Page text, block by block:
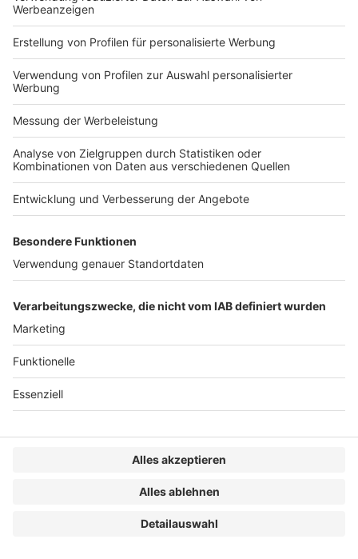
verkaufenden Unternehmens. Normalerweise würde
der Mittelzufluss aus dem Verkauf des Betriebs
vollständig im Cashflow aus Investitionstätigkeit
erfasst, da es sich um den Abgang eines
Geschäftsbereichs handelt. Durch den Ausschluss der
Forderungen reduziert sich dieser Investitionszufluss
allerdings um den einbehaltenen Betrag. Sobald die
Kunden die offenen Forderungen begleichen,
entsteht ein entsprechender Mittelzufluss im
operativen Cashflow, da die Zahlungseingänge formal
als Einzug von Forderungen aus laufender
Geschäftstätigkeit gelten.
Betragen die einbehaltenen Forderungen bspw. 20
Mio. Euro, so vermindert sich der ausgewiesene
Mittelzufluss aus Investitionstätigkeit um diesen
Betrag, während sich der operative Cashflow – mit
Eingang der Zahlungen – um denselben Betrag erhöht.
Der operative Cashflow fällt dadurch höher aus. Diese
Verschiebung ändert zwar nichts an der ökonomischen
Substanz der Transaktion, beeinflusst jedoch die
Interpretation der Leistungskennzahlen erheblich: Ein
scheinbar gestärkter operativer Cashflow kann in
Wahrheit auf eine bloße Umgliederung von
Zahlungsströmen im Zuge der Transaktionsgestaltung
zurückzuführen sein.
operativen Cashflow bei
Unternehmenskäufen
Wie in Abschn. IV. 3. beschrieben, kann ein